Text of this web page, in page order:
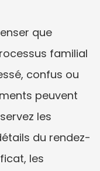
que
familial
confus ou
peuvent
les
du rendez-
les